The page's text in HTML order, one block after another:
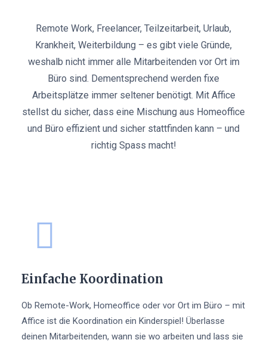
Remote Work, Freelancer, Teilzeitarbeit, Urlaub,
Krankheit, Weiterbildung – es gibt viele Gründe,
weshalb nicht immer alle Mitarbeitenden vor Ort im
Büro sind. Dementsprechend werden fixe
Arbeitsplätze immer seltener benötigt. Mit Affice
stellst du sicher, dass eine Mischung aus Homeoffice
und Büro effizient und sicher stattfinden kann – und
richtig Spass macht!
Einfache Koordination
Ob Remote-Work, Homeoffice oder vor Ort im Büro – mit
Affice ist die Koordination ein Kinderspiel! Überlasse
deinen Mitarbeitenden, wann sie wo arbeiten und lass sie